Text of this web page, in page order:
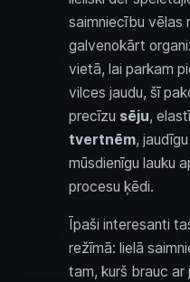
saimniecību vēlas
galvenokārt
vietā, lai parkam
vilces jaudu, šī
precīzu sēju,
tvertnēm, jaudīgu
mūsdienīgu lauku
procesu ķēdi.
Īpaši interesanti
režīmā: lielā
tam, kurš brauc ar